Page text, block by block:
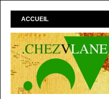
ACCUEIL